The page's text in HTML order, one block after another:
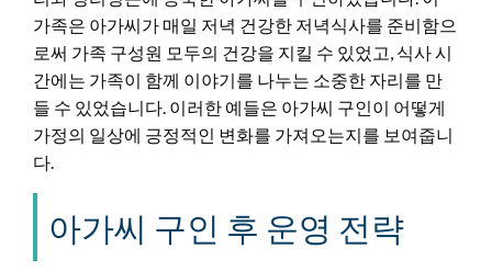
가족은 아가씨가 매일 저녁 건강한 저녁식사를 준비함으
로써 가족 구성원 모두의 건강을 지킬 수 있었고, 식사 시
간에는 가족이 함께 이야기를 나누는 소중한 자리를 만
들 수 있었습니다. 이러한 예들은 아가씨 구인이 어떻게
가정의 일상에 긍정적인 변화를 가져오는지를 보여줍니
다.
아가씨 구인 후 운영 전략